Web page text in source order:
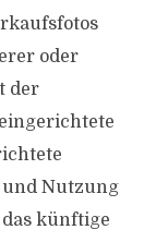
oder
der
und Nutzung
künftige